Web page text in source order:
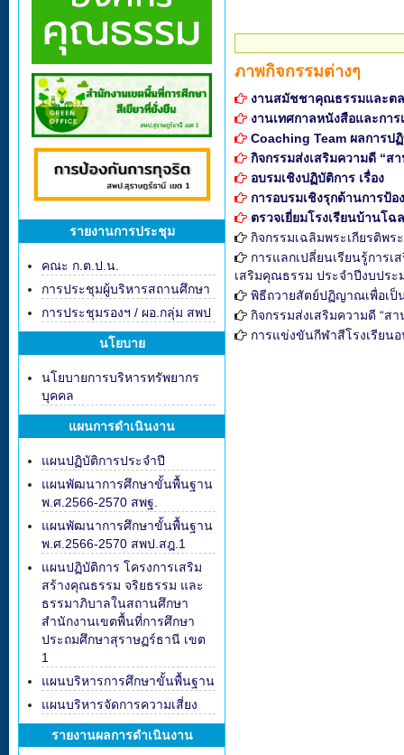
รายงานการประชุม
คณะ ก.ต.ป.น.
การประชุมผู้บริหารสถานศึกษา
การประชุมรองฯ / ผอ.กลุ่ม สพป
นโยบาย
นโยบายการบริหารทรัพยากร
บุคคล
แผนการดำเนินงาน
แผนปฏิบัติการประจำปี
แผนพัฒนาการศึกษาขั้นพื้นฐาน
พ.ศ.2566-2570 สพฐ.
แผนพัฒนาการศึกษาขั้นพื้นฐาน
พ.ศ.2566-2570 สพป.สฎ.1
แผนปฏิบัติการ โครงการเสริม
สร้างคุณธรรม จริยธรรม และ
ธรรมาภิบาลในสถานศึกษา
สำนักงานเขตพื้นที่การศึกษา
ประถมศึกษาสุราษฏร์ธานี เขต
1
แผนบริหารการศึกษาขั้นพื้นฐาน
แผนบริหารจัดการความเสี่ยง
รายงานผลการดำเนินงาน
ภาพกิจกรรมต่างๆ
งานสมัชชาคุณธรรมและต
งานเทศกาลหนังสือและกา
Coaching Team ผลการป
กิจกรรมส่งเสริมความดี “ส
อบรมเชิงปฏิบัติการ เรื่อง
การอบรมเชิงรุกด้านการป้
ตรวจเยี่ยมโรงเรียนบ้านโฉ
กิจกรรมเฉลิมพระเกียรติพ
การแลกเปลี่ยนเรียนรู้การ
เสริมคุณธรรม ประจำปีงบปร
พิธีถวายสัตย์ปฏิญาณเพื่อเ
กิจกรรมส่งเสริมความดี “ส
การแข่งขันกีฬาสีโรงเรียน